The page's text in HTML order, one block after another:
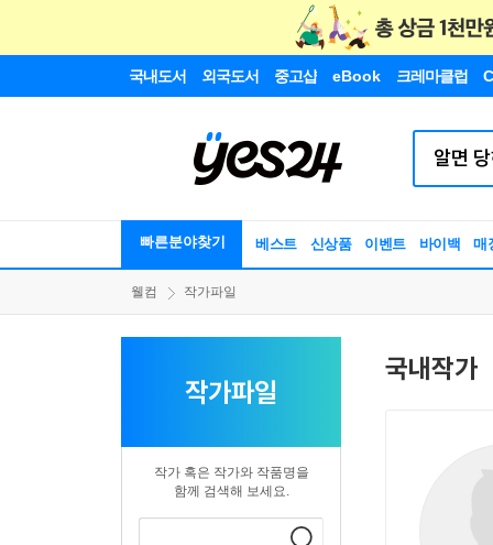
국내도서 외국도서 중고샵 eBook 크레마클럽
빠른분야찾기 베스트 신상품 이벤트 바이백 매
웰컴 작가파일
작가파일
작가 혹은 작가와 작품명을
함께 검색해 보세요.
국내작가